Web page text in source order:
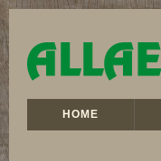
HOME